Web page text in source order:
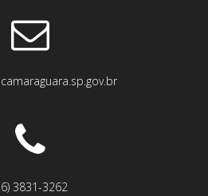
3831-3262